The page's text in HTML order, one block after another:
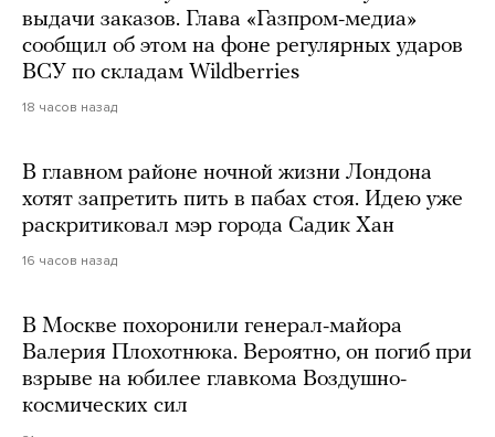
выдачи заказов. Глава «Газпром-медиа»
сообщил об этом на фоне регулярных ударов
ВСУ по складам Wildberries
18 часов назад
В главном районе ночной жизни Лондона
хотят запретить пить в пабах стоя. Идею уже
раскритиковал мэр города Садик Хан
16 часов назад
В Москве похоронили генерал-майора
Валерия Плохотнюка. Вероятно, он погиб при
взрыве на юбилее главкома Воздушно-
космических сил